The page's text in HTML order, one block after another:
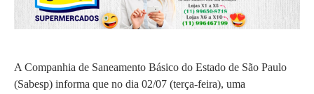
A Companhia de Saneamento Básico do Estado de São Paulo
(Sabesp) informa que no dia 02/07 (terça-feira), uma